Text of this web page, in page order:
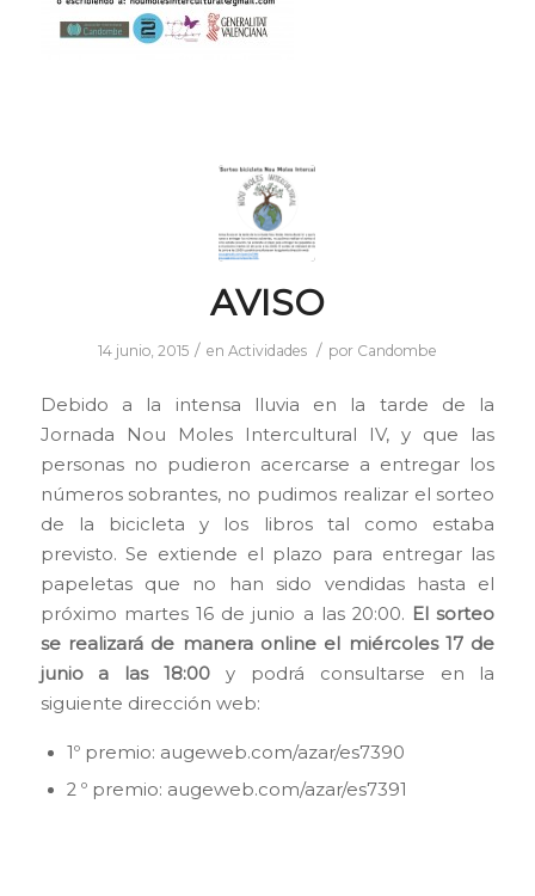
AVISO
14 junio, 2015 / en Actividades / por Candombe
Debido a la intensa lluvia en la tarde de la
Jornada Nou Moles Intercultural IV, y que las
personas no pudieron acercarse a entregar los
números sobrantes, no pudimos realizar el sorteo
de la bicicleta y los libros tal como estaba
previsto. Se extiende el plazo para entregar las
papeletas que no han sido vendidas hasta el
próximo martes 16 de junio a las 20:00. El sorteo
se realizará de manera online el miércoles 17 de
junio a las 18:00 y podrá consultarse en la
siguiente dirección web:
1º premio: augeweb.com/azar/es7390
2 º premio: augeweb.com/azar/es7391